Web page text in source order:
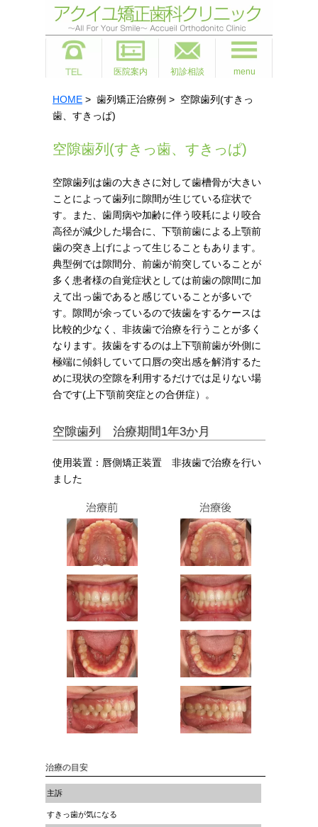
医院案内 初診相談 menu
HOME > 歯列矯正治療例 > 空隙歯列(すきっ
歯、すきっぱ)
空隙歯列(すきっ歯、すきっぱ)
空隙歯列は歯の大きさに対して歯槽骨が大きい
ことによって歯列に隙間が生じている症状で
す。また、歯周病や加齢に伴う咬耗により咬合
高径が減少した場合に、下顎前歯による上顎前
歯の突き上げによって生じることもあります。
典型例では隙間分、前歯が前突していることが
多く患者様の自覚症状としては前歯の隙間に加
えて出っ歯であると感じていることが多いで
す。隙間が余っているので抜歯をするケースは
比較的少なく、非抜歯で治療を行うことが多く
なります。抜歯をするのは上下顎前歯が外側に
極端に傾斜していて口唇の突出感を解消するた
めに現状の空隙を利用するだけでは足りない場
合です(上下顎前突症との合併症）。
空隙歯列 治療期間1年3か月
使用装置：唇側矯正装置 非抜歯で治療を行い
ました
治療の目安
主訴
すきっ歯が気になる